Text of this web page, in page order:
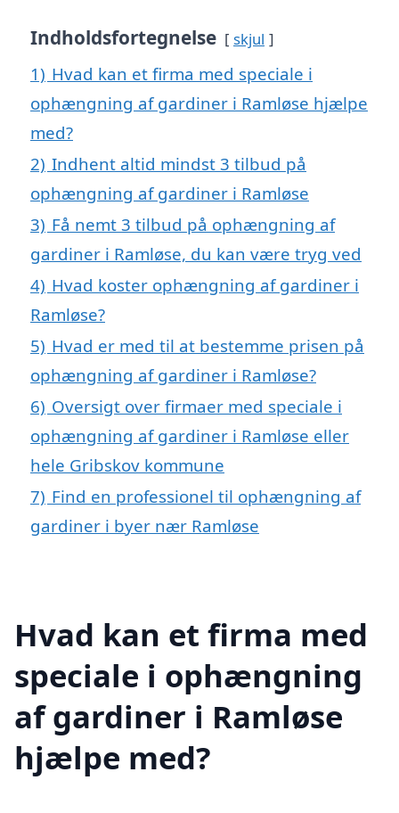
Indholdsfortegnelse skjul
1) Hvad kan et firma med speciale i
ophængning af gardiner i Ramløse hjælpe
med?
2) Indhent altid mindst 3 tilbud på
ophængning af gardiner i Ramløse
3) Få nemt 3 tilbud på ophængning af
gardiner i Ramløse, du kan være tryg ved
4) Hvad koster ophængning af gardiner i
Ramløse?
5) Hvad er med til at bestemme prisen på
ophængning af gardiner i Ramløse?
6) Oversigt over firmaer med speciale i
ophængning af gardiner i Ramløse eller
hele Gribskov kommune
7) Find en professionel til ophængning af
gardiner i byer nær Ramløse
Hvad kan et firma med
speciale i ophængning
af gardiner i Ramløse
hjælpe med?